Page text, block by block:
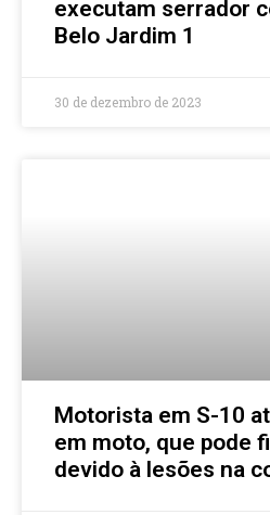
executam serrador
Belo Jardim 1
30 de dezembro de 2023
Motorista em S-10
em moto, que pode
devido à lesões na